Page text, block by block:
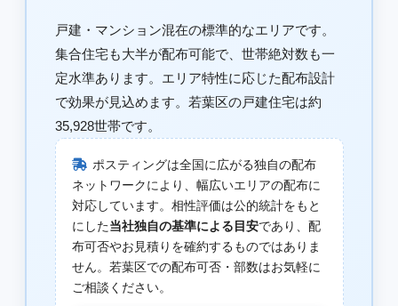
戸建・マンション混在の標準的なエリアです。
集合住宅も大半が配布可能で、世帯絶対数も一
定水準あります。エリア特性に応じた配布設計
で効果が見込めます。若葉区の戸建住宅は約
35,928世帯です。
ポスティングは全国に広がる独自の配布
ネットワークにより、幅広いエリアの配布に
対応しています。相性評価は公的統計をもと
にした当社独自の基準による目安であり、配
布可否やお見積りを確約するものではありま
せん。若葉区での配布可否・部数はお気軽に
ご相談ください。